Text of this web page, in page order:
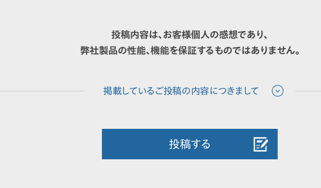
投稿内容は、お客様個人の感想であり、
弊社製品の性能、機能を保証するものではありません。
投稿する